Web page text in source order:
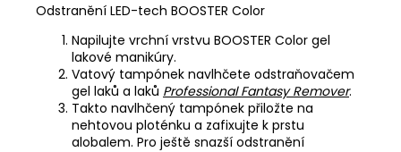
Odstranění LED-tech BOOSTER Color
Napilujte vrchní vrstvu BOOSTER Color gel
lakové manikúry.
Vatový tampónek navlhčete odstraňovačem
gel laků a laků Professional Fantasy Remover.
Takto navlhčený tampónek přiložte na
nehtovou ploténku a zafixujte k prstu
alobalem. Pro ještě snazší odstranění